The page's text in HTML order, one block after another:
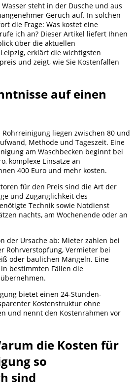
steht in der Dusche und aus
Geruch auf. In solchen
die Frage: Was kostet eine
ich an? Dieser Artikel liefert Ihnen
über die aktuellen
erklärt die wichtigsten
und zeigt, wie Sie Kostenfallen
auf einen
liegen zwischen 80 und
Methode und Tageszeit. Eine
am Waschbecken beginnt bei
komplexe Einsätze an
400 Euro und mehr kosten.
für den Preis sind die Art der
und Zugänglichkeit des
Technik sowie Notdienst
nachts, am Wochenende oder an
der Ursache ab: Mieter zahlen bei
Rohrverstopfung, Vermieter bei
oder baulichen Mängeln. Eine
bestimmten Fällen die
bietet einen 24-Stunden-
Kostenstruktur ohne
und nennt den Kostenrahmen vor
die Kosten für
so
sind